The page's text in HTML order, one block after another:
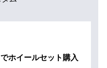
ホイールセット購入